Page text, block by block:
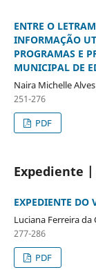
ENTRE O
INFORMAÇÃO
PROGRAMAS E
MUNICIPAL DE
Naira Michelle
251-276
PDF
Expediente
EXPEDIENTE DO
Luciana Ferreira da
277-286
PDF